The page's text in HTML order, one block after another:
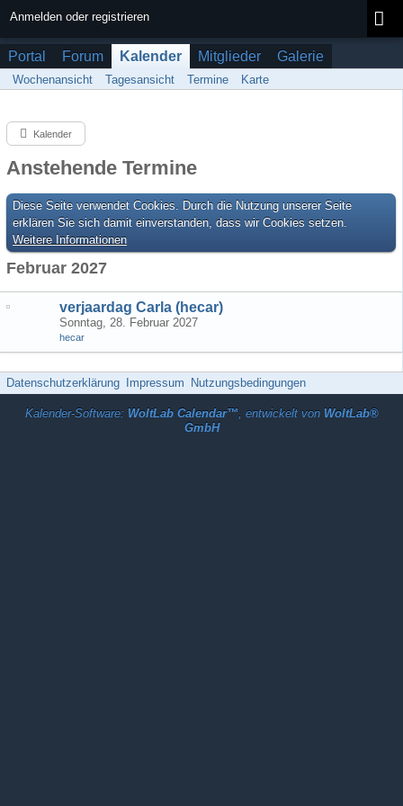
Anmelden oder registrieren
Portal Forum Kalender Mitglieder Galerie
Wochenansicht Tagesansicht Termine Karte
Kalender
Anstehende Termine
Diese Seite verwendet Cookies. Durch die Nutzung unserer Seite
erklären Sie sich damit einverstanden, dass wir Cookies setzen.
Weitere Informationen
Februar 2027
verjaardag Carla (hecar)
Sonntag, 28. Februar 2027
hecar
Datenschutzerklärung Impressum Nutzungsbedingungen
Kalender-Software: WoltLab Calendar™, entwickelt von WoltLab®
GmbH